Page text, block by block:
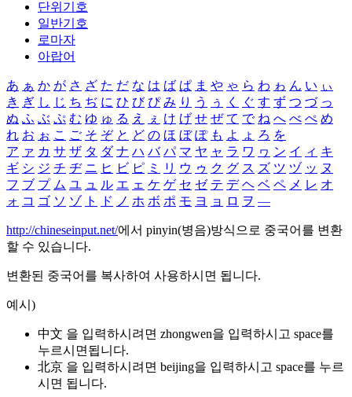
단위기호
일반기호
로마자
아랍어
あ ぁ か が さ ざ た だ な は ば ぱ ま や ゃ ら わ ゎ ん い ぃ
き ぎ し じ ち ぢ に ひ び ぴ み り う ぅ く ぐ す ず つ づ っ
ぬ ふ ぶ ぷ む ゆ ゅ る え ぇ け げ せ ぜ て で ね へ べ ぺ め
れ お ぉ こ ご そ ぞ と ど の ほ ぼ ぽ も よ ょ ろ を
ア ァ カ サ ザ タ ダ ナ ハ バ パ マ ヤ ャ ラ ワ ヮ ン イ ィ キ
ギ シ ジ チ ヂ ニ ヒ ビ ピ ミ リ ウ ゥ ク グ ス ズ ツ ヅ ッ ヌ
フ ブ プ ム ユ ュ ル エ ェ ケ ゲ セ ゼ テ デ ヘ ベ ペ メ レ オ
ォ コ ゴ ソ ゾ ト ド ノ ホ ボ ポ モ ヨ ョ ロ ヲ ―
http://chineseinput.net/에서 pinyin(병음)방식으로 중국어를 변환
할 수 있습니다.
변환된 중국어를 복사하여 사용하시면 됩니다.
예시)
中文 을 입력하시려면 zhongwen을 입력하시고 space를
누르시면됩니다.
北京 을 입력하시려면 beijing을 입력하시고 space를 누르
시면 됩니다.